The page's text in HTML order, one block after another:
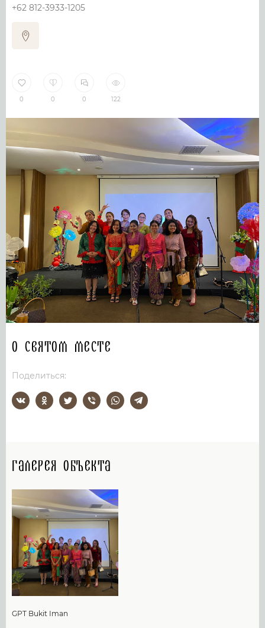
+62 812-3933-1205
0 0 0 122
О святом месте
Поделиться:
Галерея объекта
GPT Bukit Iman